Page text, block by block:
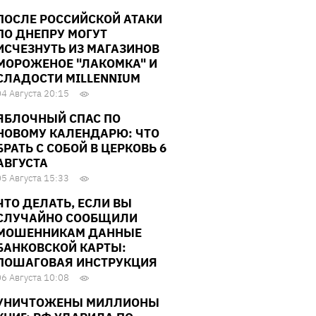
РОССИЙСКОЙ АТАКИ
ДНЕПРУ МОГУТ
ИЗ МАГАЗИНОВ
"ЛАКОМКА" И
MILLENNIUM
Августа 20:15
СПАС ПО
КАЛЕНДАРЮ: ЧТО
С СОБОЙ В ЦЕРКОВЬ 6
Августа 15:33
ДЕЛАТЬ, ЕСЛИ ВЫ
СООБЩИЛИ
ДАННЫЕ
КАРТЫ:
ИНСТРУКЦИЯ
Августа 10:08
МИЛЛИОНЫ